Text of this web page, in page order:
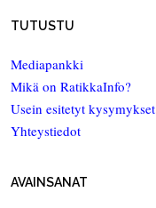
TUTUSTU
Mediapankki
Mikä on RatikkaInfo?
Usein esitetyt kysymykset
Yhteystiedot
AVAINSANAT